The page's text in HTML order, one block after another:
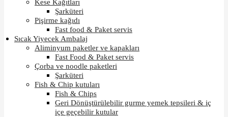
Kese Kağıtları
Şarküteri
Pişirme kağıdı
Fast food & Paket servis
Sıcak Yiyecek Ambalaj
Aliminyum paketler ve kapakları
Fast Food & Paket servis
Çorba ve noodle paketleri
Şarküteri
Fish & Chip kutuları
Fish & Chips
Geri Dönüştürülebilir gurme yemek tepsileri & iç
içe geçebilir kutular